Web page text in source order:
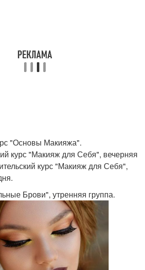
"Основы Макияжа".
курс "Макияж для Себя", вечерняя
курс "Макияж для Себя",
Брови", утренняя группа.